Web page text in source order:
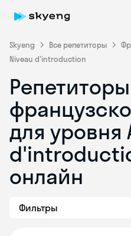
Skyeng Все репетиторы
Niveau d'introduction
для уровня
онлайн
Фильтры
Skyeng Chat